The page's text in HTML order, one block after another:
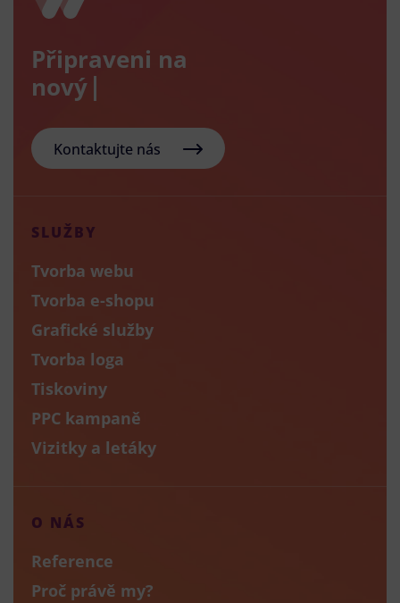
Připraveni na
nový e-sho
Kontaktujte nás
SLUŽBY
Tvorba webu
Tvorba e-shopu
Grafické služby
Tvorba loga
Tiskoviny
PPC kampaně
Vizitky a letáky
O NÁS
Reference
Proč právě my?